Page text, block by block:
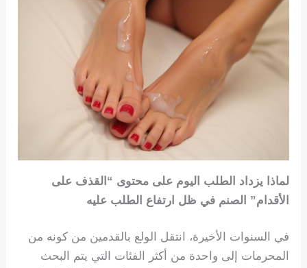
لماذا يزداد الطلب اليوم على محتوى “القذف على
الأقدام” الصنم في ظل ارتفاع الطلب عليه
في السنوات الأخيرة، انتقل الولع بالقدمين من كونه من
المحرمات إلى واحدة من أكثر الفئات التي يتم البحث